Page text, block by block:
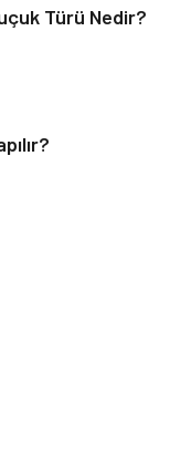
Türü Nedir?